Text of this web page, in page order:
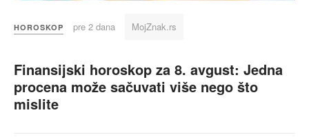
HOROSKOP pre 2 dana MojZnak.rs
Finansijski horoskop za 8. avgust: Jedna
procena može sačuvati više nego što
mislite